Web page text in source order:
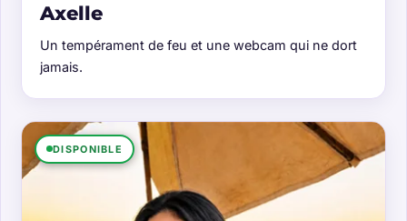
Axelle
Un tempérament de feu et une webcam qui ne dort
jamais.
DISPONIBLE